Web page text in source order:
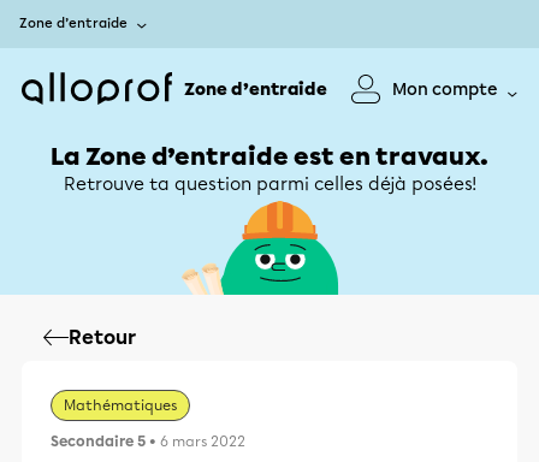
Zone d’entraide
Zone d’entraide Mon compte
La Zone d’entraide est en travaux.
Retrouve ta question parmi celles déjà posées!
Retour
Mathématiques
Secondaire 5 • 6 mars 2022